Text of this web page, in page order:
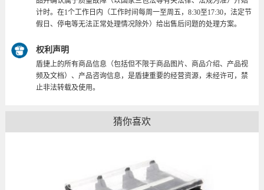
计时。在1个工作日内（工作时间每周一至周五，8:30至17:30，法定节
假日、停电等无法正常处理情况除外）给出售后问题的处理方案。
权利声明
盾捷上的所有商品信息（包括但不限于商品图片、商品介绍、产品视
频及文档）、产品咨询信息，是盾捷重要的经营资源，未经许可，禁
止非法转载及使用。
猜你喜欢